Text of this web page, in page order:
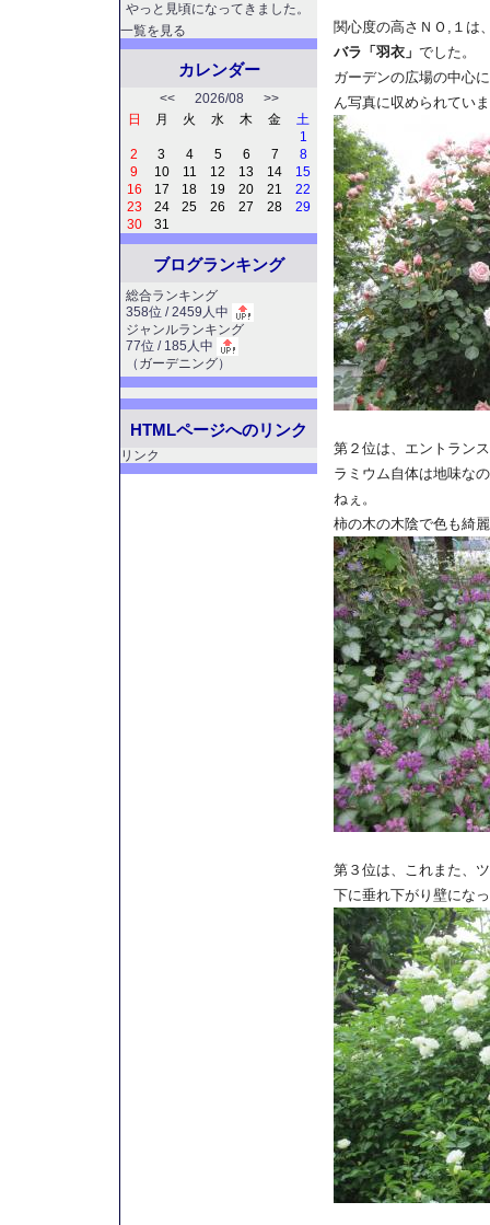
関心度の高さＮＯ,１は
バラ「羽衣」 でした。
ガーデンの広場の中心
ん写真に収められてい
第２位は、エントラン
ラミウム自体は地味な
ねぇ。
柿の木の木陰で色も綺
第３位は、これまた、
下に垂れ下がり壁にな
やっと見頃になってきました。
一覧を見る
カレンダー
<<2026/08 >>
日
月 火 水 木 金
土
1
2
3 4 5 6 7
8
9
10 11 12 13 14
15
16
17 18 19 20 21
22
23
24 25 26 27 28
29
30
31
ブログランキング
総合ランキング
358位 / 2459人中
ジャンルランキング
77位 / 185人中
（ ガーデニング）
HTMLページへのリンク
リンク